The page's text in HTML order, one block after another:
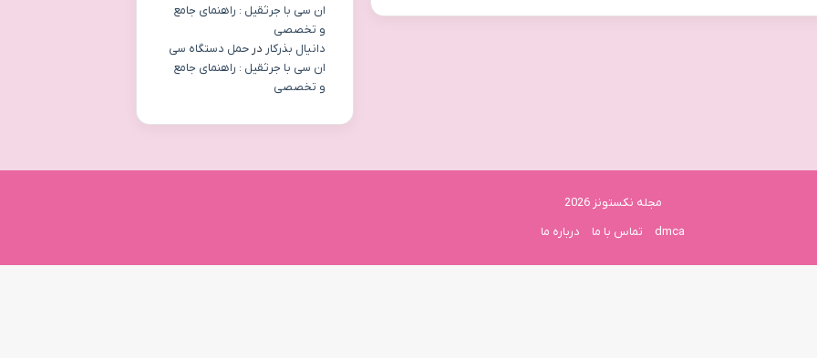
ان سی با جرثقیل : راهنمای جامع
و تخصصی
دانیال بذرکار در حمل دستگاه سی
ان سی با جرثقیل : راهنمای جامع
و تخصصی
مجله نکستونز 2026
dmca
تماس با ما درباره ما